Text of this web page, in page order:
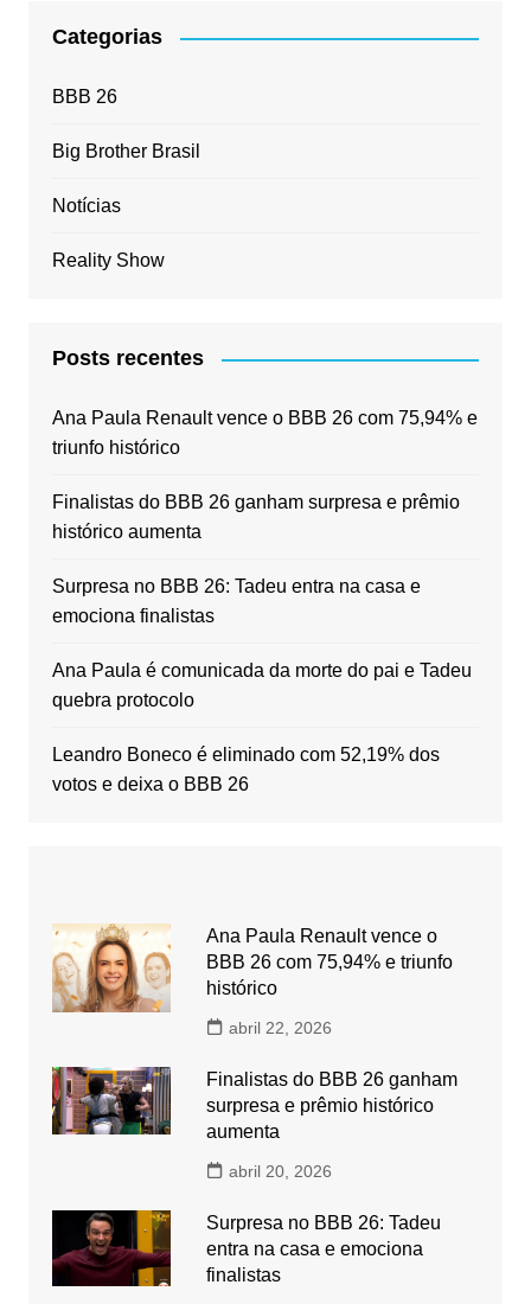
Categorias
BBB 26
Big Brother Brasil
Notícias
Reality Show
Posts recentes
Ana Paula Renault vence o BBB 26 com 75,94% e
triunfo histórico
Finalistas do BBB 26 ganham surpresa e prêmio
histórico aumenta
Surpresa no BBB 26: Tadeu entra na casa e
emociona finalistas
Ana Paula é comunicada da morte do pai e Tadeu
quebra protocolo
Leandro Boneco é eliminado com 52,19% dos
votos e deixa o BBB 26
Ana Paula Renault vence o
BBB 26 com 75,94% e triunfo
histórico
abril 22, 2026
Finalistas do BBB 26 ganham
surpresa e prêmio histórico
aumenta
abril 20, 2026
Surpresa no BBB 26: Tadeu
entra na casa e emociona
finalistas